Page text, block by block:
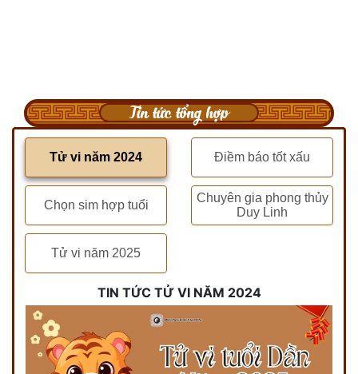
Tin tức tổng hợp
Tử vi năm 2024 Điềm báo tốt xấu
Chọn sim hợp tuổi
Chuyên gia phong thủy
Duy Linh
Tử vi năm 2025
TIN TỨC TỬ VI NĂM 2024